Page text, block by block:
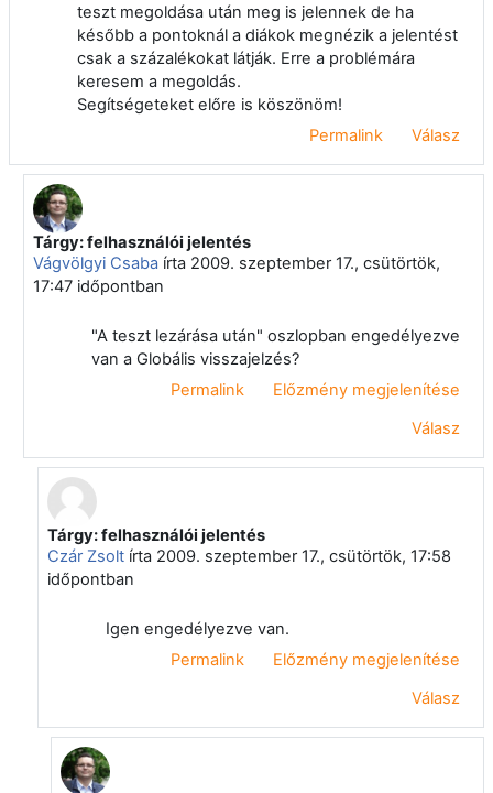
teszt megoldása után meg is jelennek de ha
később a pontoknál a diákok megnézik a jelentést
csak a százalékokat látják. Erre a problémára
keresem a megoldás.
Segítségeteket előre is köszönöm!
Permalink
Válasz
Válasz erre: Czár Zsolt
Tárgy: felhasználói jelentés
Vágvölgyi Csabaírta 2009. szeptember 17., csütörtök,
17:47időpontban
"A teszt lezárása után" oszlopban engedélyezve
van a Globális visszajelzés?
Permalink
Előzmény megjelenítése
Válasz
Válasz erre: Vágvölgyi Csaba
Tárgy: felhasználói jelentés
Czár Zsoltírta 2009. szeptember 17., csütörtök, 17:58
időpontban
Igen engedélyezve van.
Permalink
Előzmény megjelenítése
Válasz